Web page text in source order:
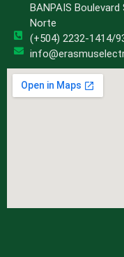
BANPAIS
Norte
(+504) 2232-1414/